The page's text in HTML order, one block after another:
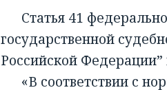
Статья 41
государственной
Российской Федерации”
«В соответствии с